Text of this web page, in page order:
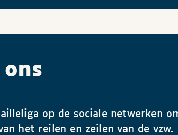
op de sociale netwerken
het reilen en zeilen van de vzw.